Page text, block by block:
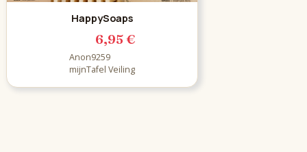
HappySoaps
6,95 €
Anon9259
mijnTafel Veiling